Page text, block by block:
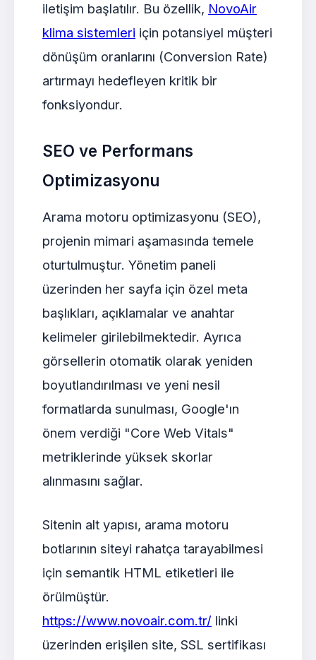
iletişim başlatılır. Bu özellik, NovoAir
klima sistemleri için potansiyel müşteri
dönüşüm oranlarını (Conversion Rate)
artırmayı hedefleyen kritik bir
fonksiyondur.
SEO ve Performans
Optimizasyonu
Arama motoru optimizasyonu (SEO),
projenin mimari aşamasında temele
oturtulmuştur. Yönetim paneli
üzerinden her sayfa için özel meta
başlıkları, açıklamalar ve anahtar
kelimeler girilebilmektedir. Ayrıca
görsellerin otomatik olarak yeniden
boyutlandırılması ve yeni nesil
formatlarda sunulması, Google'ın
önem verdiği "Core Web Vitals"
metriklerinde yüksek skorlar
alınmasını sağlar.
Sitenin alt yapısı, arama motoru
botlarının siteyi rahatça tarayabilmesi
için semantik HTML etiketleri ile
örülmüştür.
https://www.novoair.com.tr/ linki
üzerinden erişilen site, SSL sertifikası